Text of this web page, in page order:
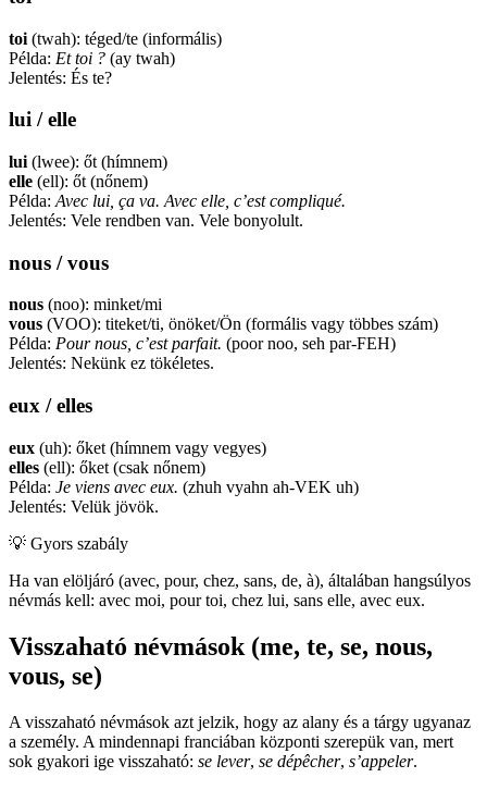
toi (twah): téged/te (informális)
Példa: Et toi ? (ay twah)
Jelentés: És te?
lui / elle
lui (lwee): őt (hímnem)
elle (ell): őt (nőnem)
Példa: Avec lui, ça va. Avec elle, c’est compliqué.
Jelentés: Vele rendben van. Vele bonyolult.
nous / vous
nous (noo): minket/mi
vous (VOO): titeket/ti, önöket/Ön (formális vagy többes szám)
Példa: Pour nous, c’est parfait. (poor noo, seh par-FEH)
Jelentés: Nekünk ez tökéletes.
eux / elles
eux (uh): őket (hímnem vagy vegyes)
elles (ell): őket (csak nőnem)
Példa: Je viens avec eux. (zhuh vyahn ah-VEK uh)
Jelentés: Velük jövök.
💡 Gyors szabály
Ha van elöljáró (avec, pour, chez, sans, de, à), általában hangsúlyos
névmás kell: avec moi, pour toi, chez lui, sans elle, avec eux.
Visszaható névmások (me, te, se, nous,
vous, se)
A visszaható névmások azt jelzik, hogy az alany és a tárgy ugyanaz
a személy. A mindennapi franciában központi szerepük van, mert
sok gyakori ige visszaható: se lever, se dépêcher, s’appeler.